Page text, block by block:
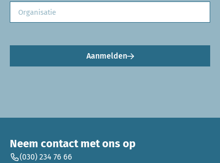
Aanmelden
Neem contact met ons op
(030) 234 76 66